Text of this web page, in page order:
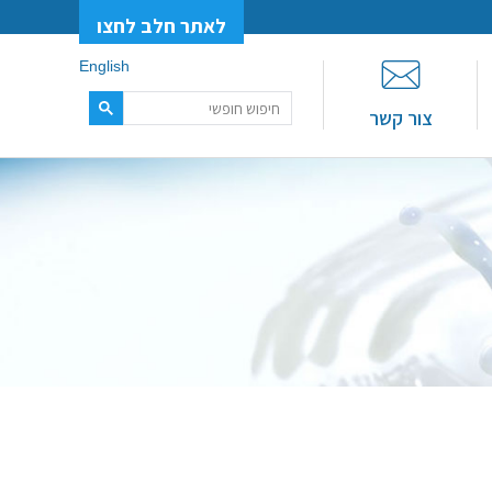
לאתר חלב לחצו
צור קשר
English